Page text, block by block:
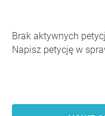
Brak aktywnych
Napisz petycję w